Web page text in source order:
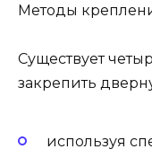
Методы
Существует
закрепить
используя